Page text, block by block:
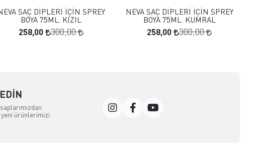
SAÇ DİPLERİ İÇİN SPREY
BOYA 75ML. KIZIL
258,00 300,00
NEVA SAÇ DİPLERİ İÇİN SPREY
BOYA 75ML. KUMRAL
258,00 300,00
yeni ürünlerimizi